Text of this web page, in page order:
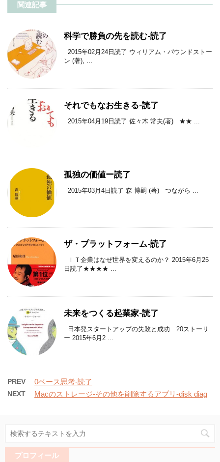
関連記事
科学で勝負の先を読む-読了
2015年02月24日読了 ウィリアム・パウンドストー
ン (著), ...
それでもなお生きる-読了
2015年04月19日読了 佐々木 常夫(著) ★★ ...
孤独の価値ー読了
2015年03月4日読了 森 博嗣 (著) つながら ...
ザ・プラットフォーム-読了
ＩＴ企業はなぜ世界を変えるのか？ 2015年6月25
日読了★★★★ ...
未来をつくる起業家-読了
日本発スタートアップの失敗と成功 20ストーリ
ー 2015年6月2 ...
PREV 0ベース思考-読了
NEXT Macのストレージ-その他を削除するアプリ-disk diag
プロフィール